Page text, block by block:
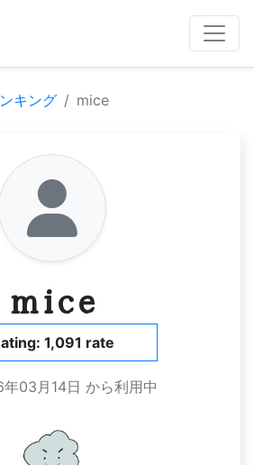
キング mice
mice
1,091 rate
03月14日 から利用中